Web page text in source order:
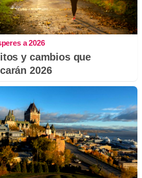
a 2026
y cambios que
2026